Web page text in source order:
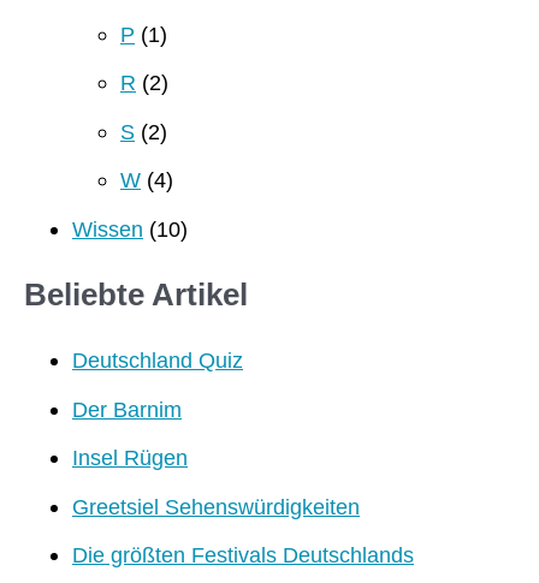
P (1)
R (2)
S (2)
W (4)
Wissen (10)
Beliebte Artikel
Deutschland Quiz
Der Barnim
Insel Rügen
Greetsiel Sehenswürdigkeiten
Die größten Festivals Deutschlands